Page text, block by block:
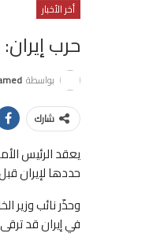
أخر الأخبار
حرب إيران: مقترحات
بواسطة
شارك
يعقد الرئيس
حددها لإيران
وحذّر نائب وزير
في إيران قد